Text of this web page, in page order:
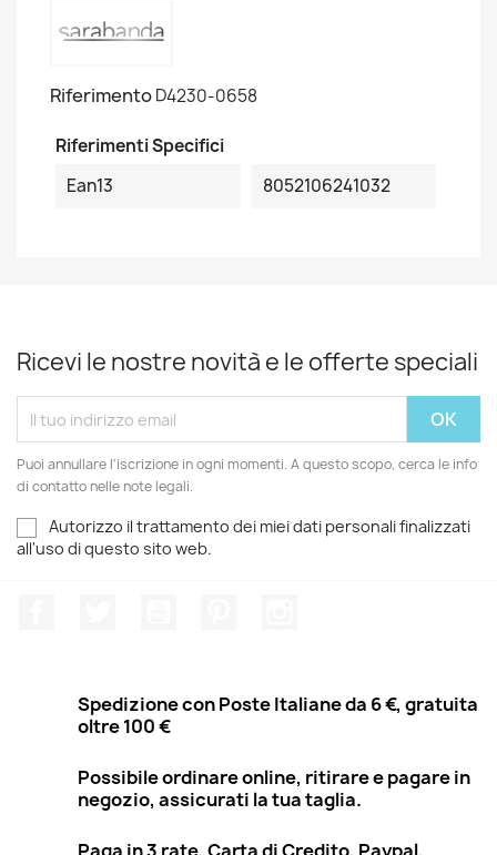
RiferimentoD4230-0658
Riferimenti Specifici
Ean13
8052106241032
Ricevi le nostre novità e le offerte speciali
Puoi annullare l'iscrizione in ogni momenti. A questo scopo, cerca le info
di contatto nelle note legali.
Autorizzo il trattamento dei miei dati personali finalizzati
all'uso di questo sito web.
Spedizione con Poste Italiane da 6 €, gratuita
oltre 100 €
Possibile ordinare online, ritirare e pagare in
negozio, assicurati la tua taglia.